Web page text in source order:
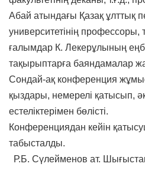
Абай атындағы Қазақ ұлттық
университетінің профессоры,
ғалымдар К. Лекерұлының
тақырыптарға баяндамалар
Сондай-ақ конференция
қыздары, немерелі қатысып,
естеліктерімен бөлісті.
Конференциядан кейін
табысталды.
Р.Б. Сүлейменов ат.